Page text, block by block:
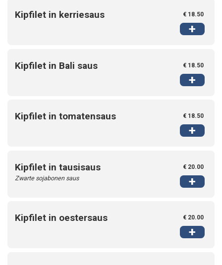
Kipfilet in kerriesaus € 18.50
+
Kipfilet in Bali saus € 18.50
+
Kipfilet in tomatensaus € 18.50
+
Kipfilet in tausisaus
Zwarte sojabonen saus
€ 20.00
+
Kipfilet in oestersaus € 20.00
+